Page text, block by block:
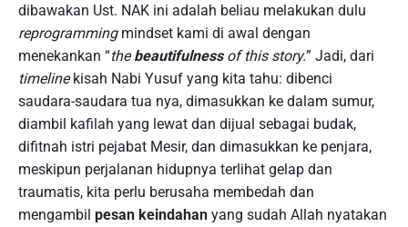
dibawakan Ust. NAK ini adalah beliau melakukan dulu
reprogrammingmindset kami di awal dengan
menekankan “thebeautifulnessof this story.” Jadi, dari
timelinekisah Nabi Yusuf yang kita tahu: dibenci
saudara-saudara tua nya, dimasukkan ke dalam sumur,
diambil kafilah yang lewat dan dijual sebagai budak,
difitnah istri pejabat Mesir, dan dimasukkan ke penjara,
meskipun perjalanan hidupnya terlihat gelap dan
traumatis, kita perlu berusaha membedah dan
mengambil pesan keindahan yang sudah Allah nyatakan